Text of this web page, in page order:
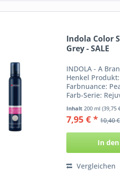
Indola Color
Grey - SALE
INDOLA - A
Henkel
Farbnuance:
Farb-Serie:
über das Color
Du benötigst
Inhalt 200 ml(39,75
7,95 € * 10,40
In den
Vergleichen